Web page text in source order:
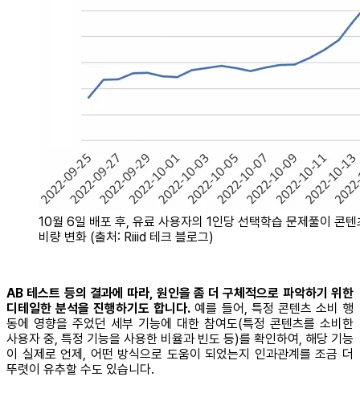
10월 6일 배포 후, 유료 사용자의 1인당 선택학습 문제풀이 콘텐
비량 변화 (출처: Riiid 테크 블로그)
AB 테스트 등의 결과에 따라, 원인을 좀 더 구체적으로 파악하기 위한
디테일한 분석을 진행하기도 합니다. 예를 들어, 특정 콘텐츠 소비 행
동에 영향을 주었던 세부 기능에 대한 참여도(특정 콘텐츠를 소비한
사용자 중, 특정 기능을 사용한 비율과 빈도 등)를 확인하여, 해당 기능
이 실제로 언제, 어떤 방식으로 도움이 되었는지 인과관계를 조금 더
뚜렷이 유추할 수도 있습니다.